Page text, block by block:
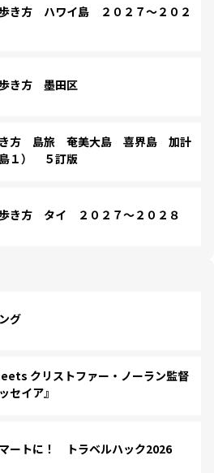
き方 ハワイ島 ２０２７～２０２
き方 墨田区
方 島旅 奄美大島 喜界島 加計
１） ５訂版
き方 タイ ２０２７～２０２８
グ
クリストファー・ノーラン監督
セイア』
ートに！ トラベルハック2026